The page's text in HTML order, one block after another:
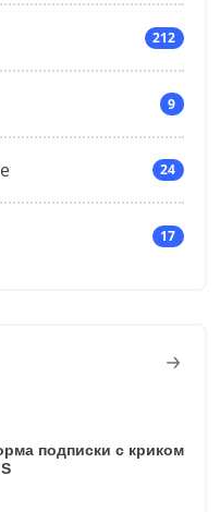
212
9
24
17
подписки с криком